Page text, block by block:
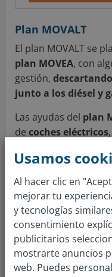
Plan MOVALT
El plan MOVALT se
plan MOVEA, con
gestión,
junto a los diésel y
Las ayudas del plan
de coches eléctricos
se han agotado tan
MOVEA , en las
¿Pensando en
Te
saber.
Usamos
Al hacer clic en
mejorar tu
y tecnologías
consentimiento
publicitarios
mostrarte anuncios
web. Puedes